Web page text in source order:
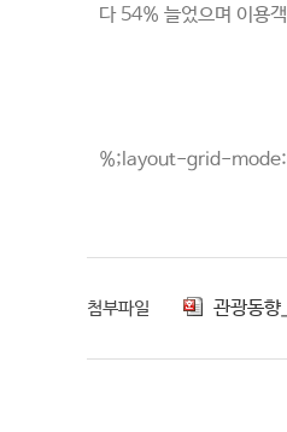
다 54% 늘었으며 이용
%;layout-grid-
첨부파일 관광동